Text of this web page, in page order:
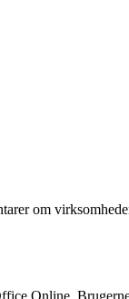
om